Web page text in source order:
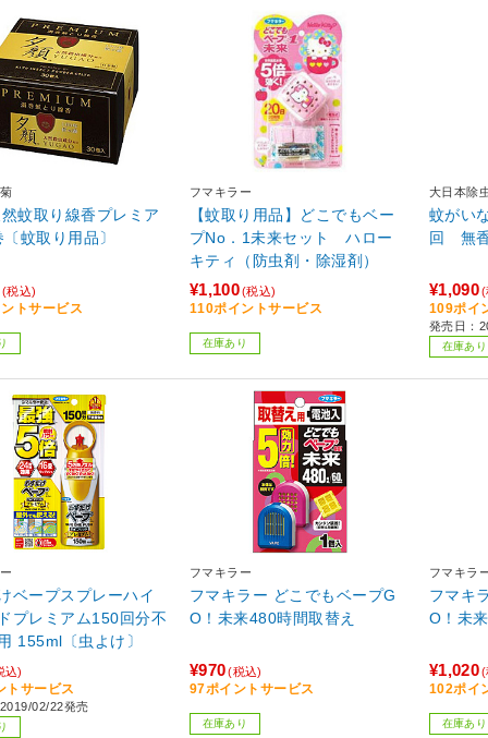
蚊取り線香プレミア
蚊取り用品〕
(税込)
トサービス
フマキラー
【蚊取り用品】どこでもベー
プNo．1未来セット ハロー
キティ（防虫剤・除湿剤）
¥1,100(税込)
110ポイントサービス
在庫あり
大日本除
蚊がい
回 無
¥1,090(
109ポイ
発売日：
在庫あり
ベープスプレーハイ
プレミアム150回分不
155ml〔虫よけ〕
込)
トサービス
02/22発売
フマキラー
フマキラー どこでもベープG
O！未来480時間取替え
¥970 (税込)
97ポイントサービス
在庫あり
フマキラ
フマキ
O！未
¥1,020(
102ポイ
在庫あり